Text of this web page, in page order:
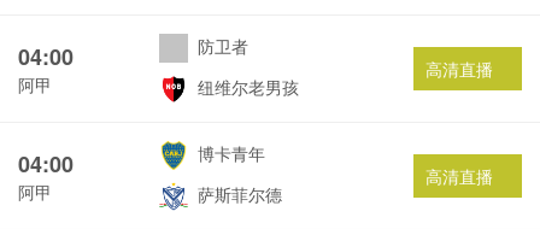
04:00
阿甲
防卫者
纽维尔老男孩
高清直播
04:00
阿甲
博卡青年
萨斯菲尔德
高清直播